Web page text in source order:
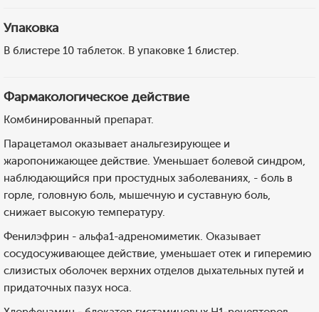
Упаковка
В блистере 10 таблеток. В упаковке 1 блистер.
Фармакологическое действие
Комбинированный препарат.
Парацетамол оказывает анальгезирующее и
жаропонижающее действие. Уменьшает болевой синдром,
наблюдающийся при простудных заболеваниях, - боль в
горле, головную боль, мышечную и суставную боль,
снижает высокую температуру.
Фенилэфрин - альфа1-адреномиметик. Оказывает
сосудосуживающее действие, уменьшает отек и гиперемию
слизистых оболочек верхних отделов дыхательных путей и
придаточных пазух носа.